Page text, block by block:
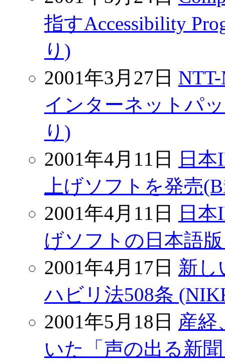
指すAccessibility
り)
2001年3月27日
インターネットパ
り)
2001年4月11日
日
上げソフトを発売
2001年4月11日
日
げソフトの日本語
2001年4月17日 新し
ハビリ法508条
2001年5月18日 産経
いた「声の出る新